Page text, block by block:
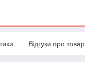
Відгуки про товар